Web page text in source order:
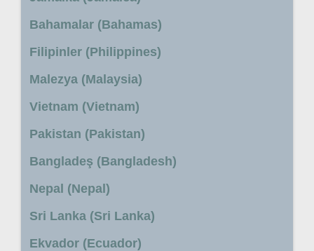
Bahamalar (Bahamas)
Filipinler (Philippines)
Malezya (Malaysia)
Vietnam (Vietnam)
Pakistan (Pakistan)
Bangladeş (Bangladesh)
Nepal (Nepal)
Sri Lanka (Sri Lanka)
Ekvador (Ecuador)